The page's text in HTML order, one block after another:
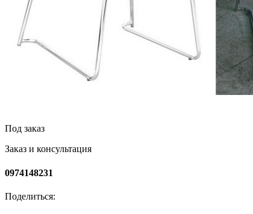
Под заказ
Заказ и консультация
0974148231
Поделиться: